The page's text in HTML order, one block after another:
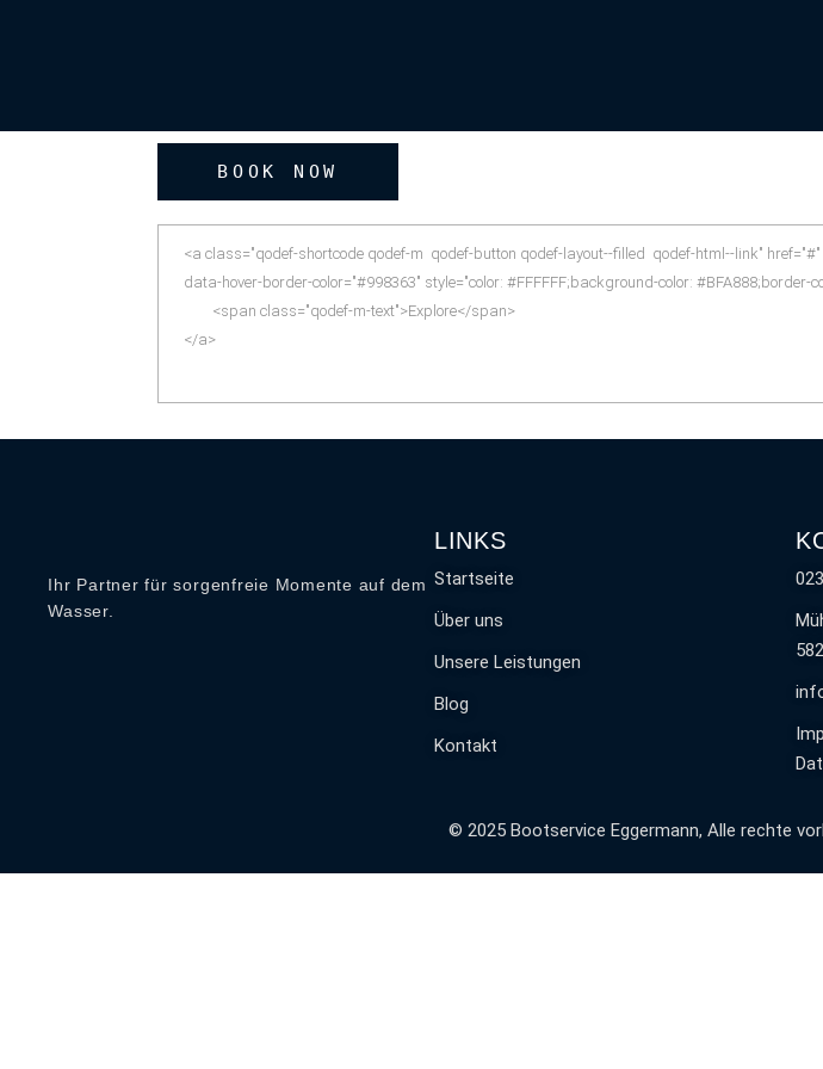
BOOK NOW
Ihr Partner für sorgenfreie Momente auf dem
Wasser.
LINKS
Startseite
Über uns
Unsere Leistungen
Blog
Kontakt
© 2025 Bootservice Eggermann, Alle rechte